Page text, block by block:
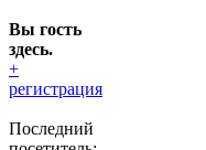
Вы гость
здесь.
+
регистрация
Последний